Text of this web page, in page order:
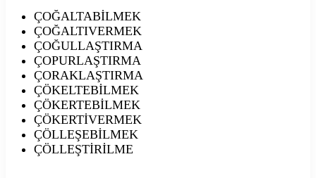
ÇOĞALTABİLMEK
ÇOĞALTIVERMEK
ÇOĞULLAŞTIRMA
ÇOPURLAŞTIRMA
ÇORAKLAŞTIRMA
ÇÖKELTEBİLMEK
ÇÖKERTEBİLMEK
ÇÖKERTİVERMEK
ÇÖLLEŞEBİLMEK
ÇÖLLEŞTİRİLME